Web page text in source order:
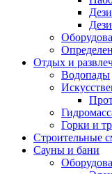
Отдых и
Водопады
Горки и
Строительные
Сауны и бани